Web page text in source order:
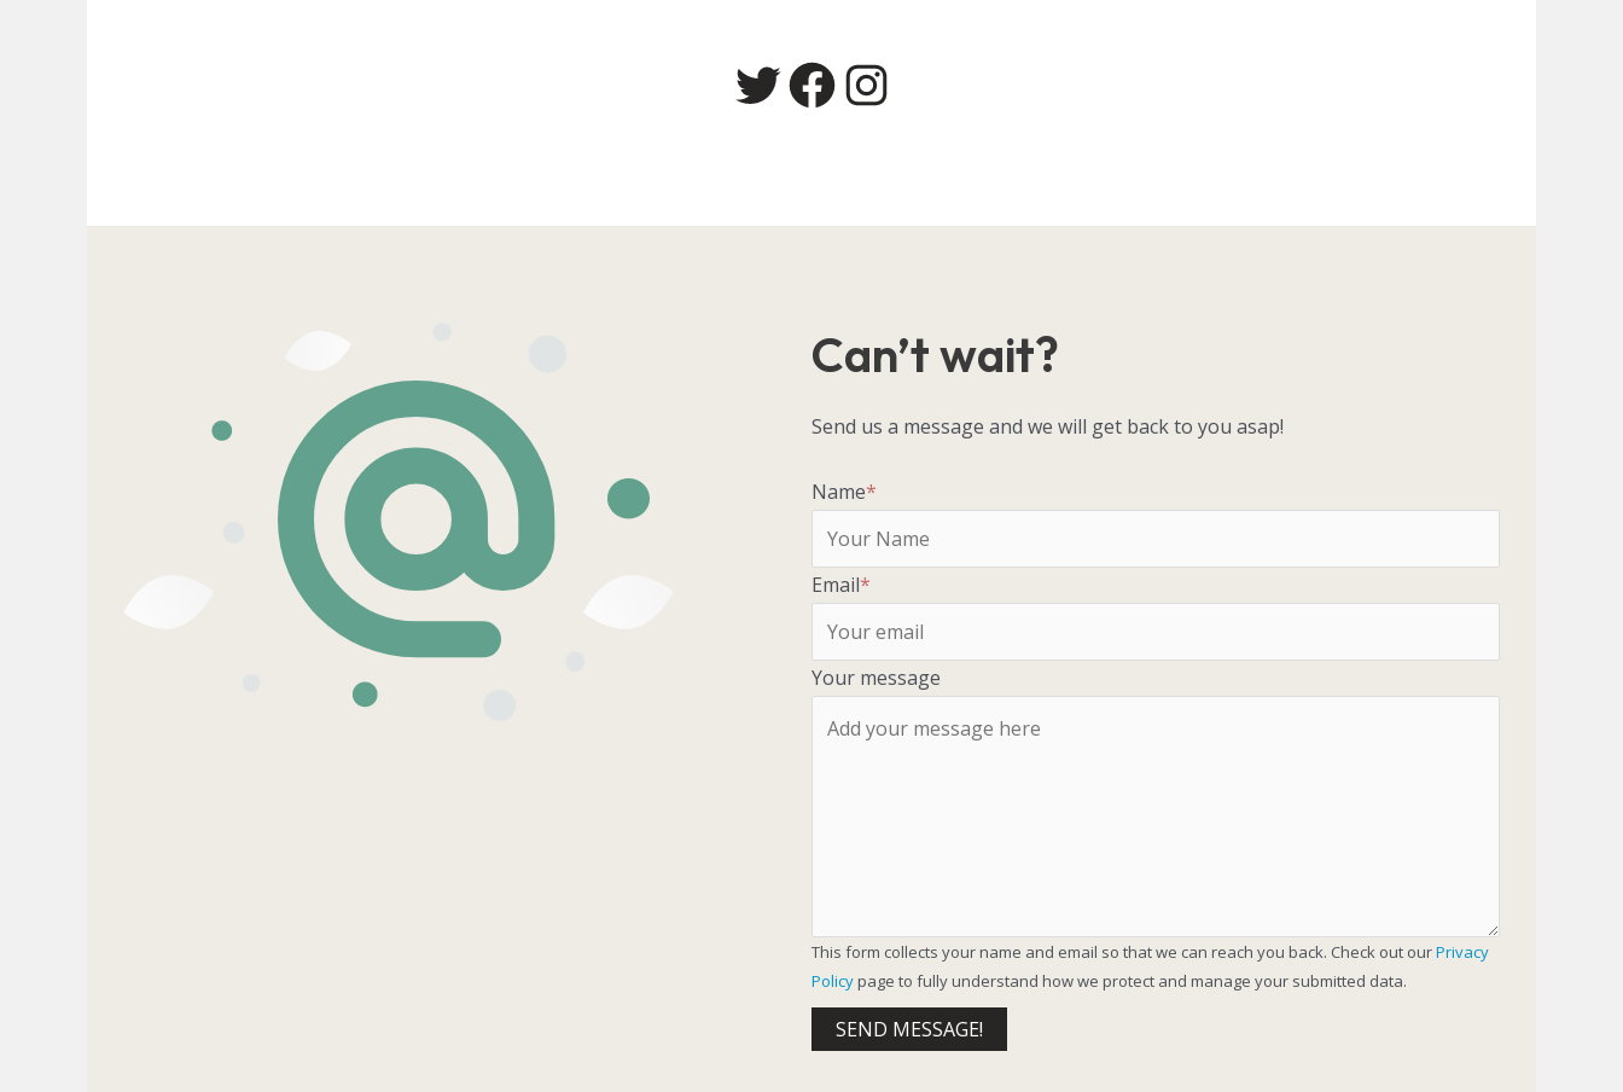
Twitter
Facebook
Instagram
Can’t wait?
Send us a message and we will get back to you asap!
Name*
Email*
Your message
This form collects your name and email so that we can reach you back. Check out ourPrivacy
Policypage to fully understand how we protect and manage your submitted data.
SEND MESSAGE!